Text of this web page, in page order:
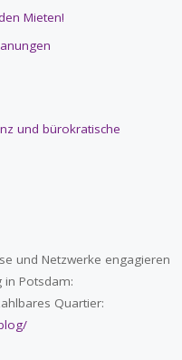
Mieten!
und bürokratische
und Netzwerke engagieren
in Potsdam:
Quartier: